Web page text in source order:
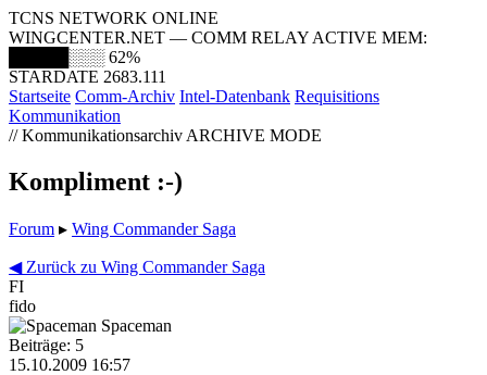
TCNS NETWORK ONLINE
WINGCENTER.NET — COMM RELAY ACTIVE MEM:
█████░░░ 62%
STARDATE 2683.111
Startseite Comm-Archiv Intel-Datenbank Requisitions
Kommunikation
// Kommunikationsarchiv ARCHIVE MODE
Kompliment :-)
Forum ▸ Wing Commander Saga
◀ Zurück zu Wing Commander Saga
FI
fido
Spaceman
Beiträge: 5
15.10.2009 16:57